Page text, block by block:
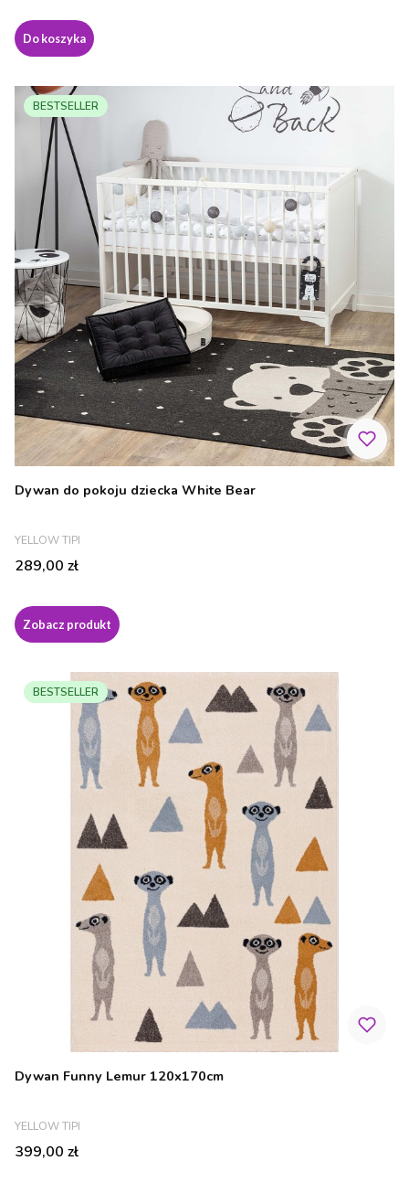
Do koszyka
BESTSELLER
Dywan do pokoju dziecka White Bear
PRODUCENT
YELLOW TIPI
Cena
289,00 zł
Zobacz produkt
BESTSELLER
Dywan Funny Lemur 120x170cm
PRODUCENT
YELLOW TIPI
Cena
399,00 zł